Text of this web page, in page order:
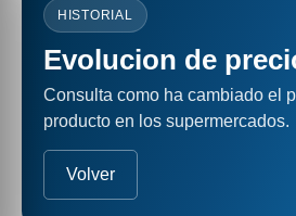
HISTORIAL
Evolucion de
Consulta como ha cambiado el
producto en los supermercados.
Volver